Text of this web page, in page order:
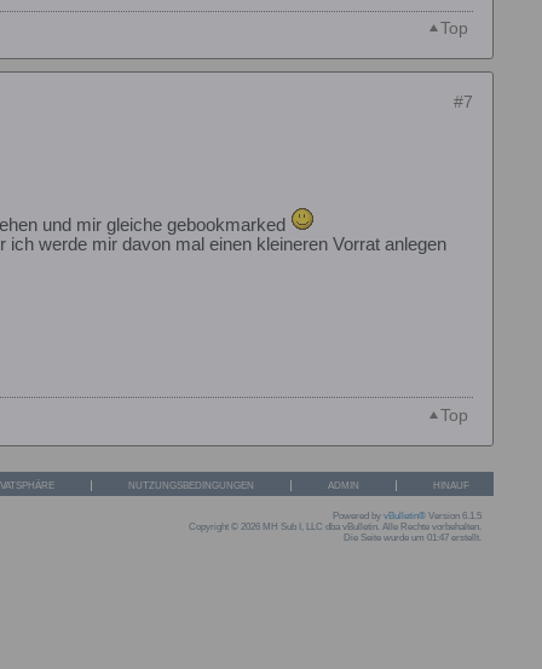
Top
#7
und mir gleiche gebookmarked
werde mir davon mal einen kleineren Vorrat anlegen
Top
NUTZUNGSBEDINGUNGEN ADMIN HINAUF
Powered by vBulletin® Version 6.1.5
Copyright © 2026 MH Sub I, LLC dba vBulletin. Alle Rechte vorbehalten.
Die Seite wurde um 01:47 erstellt.